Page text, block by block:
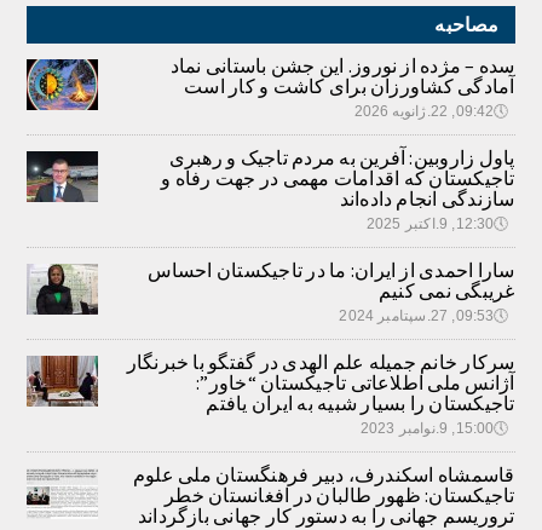
مصاحبه
سده – مژده از نوروز. این جشن باستانی نماد
آمادگی کشاورزان برای کاشت و کار است
🕔09:42, 22.ژانویه 2026
پاول زاروبین: آفرین به مردم تاجیک و رهبری
تاجیکستان که اقدامات مهمی در جهت رفاه و
سازندگی انجام داده‌اند
🕔12:30, 9.اکتبر 2025
سارا احمدی از ایران: ما در تاجیکستان احساس
غریبگی نمی کنیم
🕔09:53, 27.سپتامبر 2024
سرکار خانم جمیله علم الهدی در گفتگو با خبرنگار
آژانس ملی اطلاعاتی تاجیکستان “خاور”:
تاجیکستان را بسیار شبیه به ایران یافتم
🕔15:00, 9.نوامبر 2023
قاسمشاه اسکندرف، دبیر فرهنگستان ملی علوم
تاجیکستان: ظهور طالبان در افغانستان خطر
تروریسم جهانی را به دستور کار جهانی بازگرداند